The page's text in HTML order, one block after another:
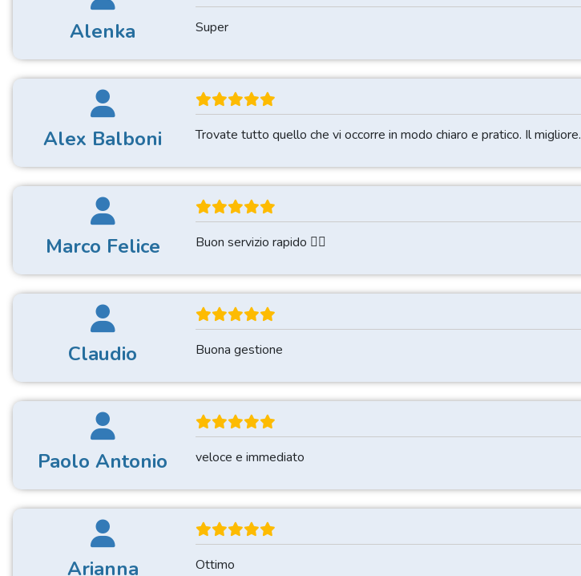
Alenka Super
Alex Balboni Trovate tutto quello che vi occorre in modo chiaro e pratico. Il migliore.
Marco Felice Buon servizio rapido 👍🏽
Claudio Buona gestione
Paolo Antonio veloce e immediato
Arianna Ottimo